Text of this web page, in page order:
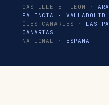
CASTILLE-ET-LEÓN ·
PALENCIA
· VALLADOLID
ÎLES CANARIES · LAS
CANARIAS
NATIONAL · ESPAÑA